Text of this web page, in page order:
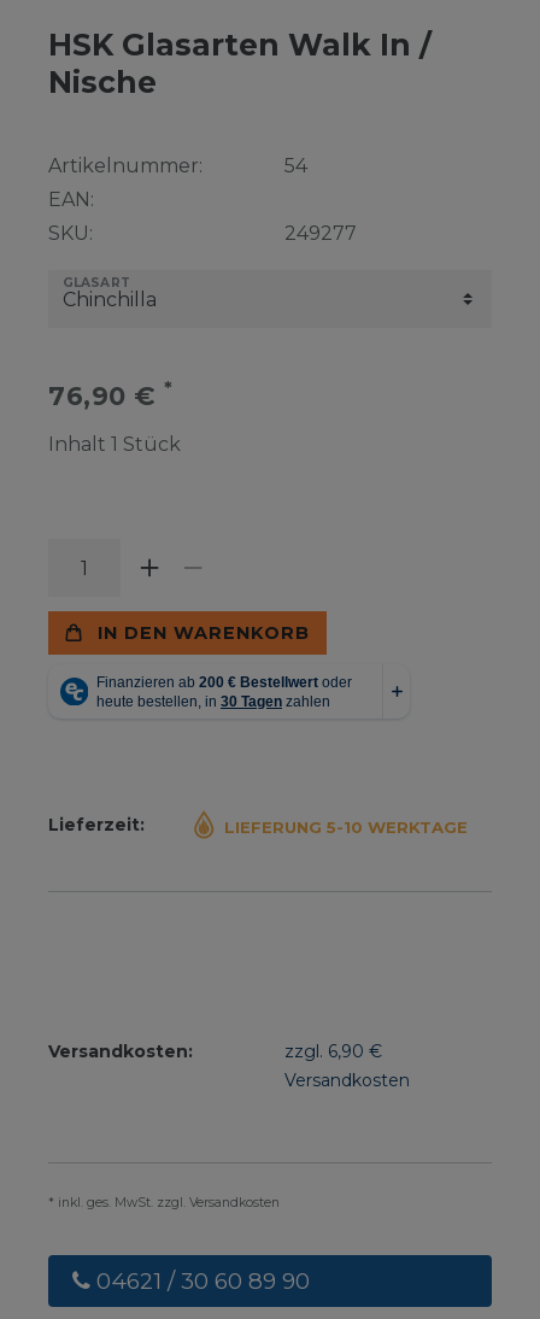
HSK Glasarten Walk In /
Nische
Artikelnummer:
EAN:
SKU:
54
249277
GLASART
76,90 € *
Inhalt 1 Stück
IN DEN WARENKORB
Lieferzeit: LIEFERUNG 5-10 WERKTAGE
Versandkosten:
zzgl. 6,90 €
Versandkosten
* inkl. ges. MwSt. zzgl. Versandkosten
04621 / 30 60 89 90